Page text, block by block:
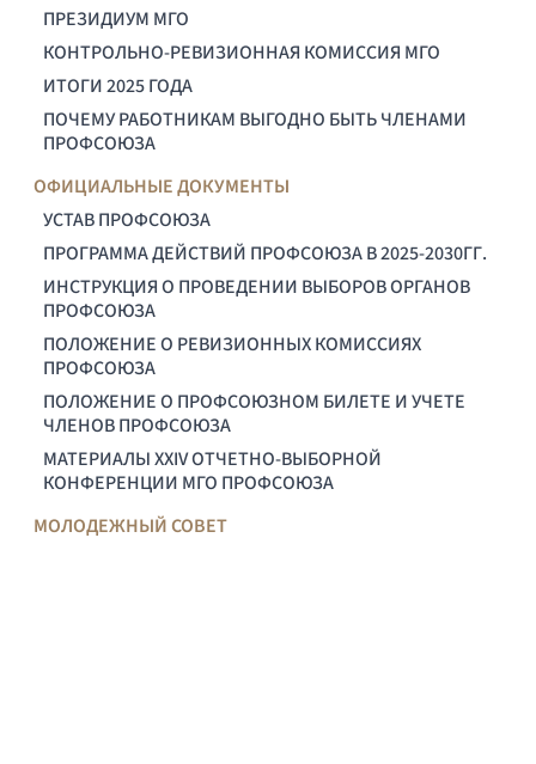
ПРЕЗИДИУМ МГО
КОНТРОЛЬНО-РЕВИЗИОННАЯ КОМИССИЯ МГО
ИТОГИ 2025 ГОДА
ПОЧЕМУ РАБОТНИКАМ ВЫГОДНО БЫТЬ ЧЛЕНАМИ
ПРОФСОЮЗА
ОФИЦИАЛЬНЫЕ ДОКУМЕНТЫ
УСТАВ ПРОФСОЮЗА
ПРОГРАММА ДЕЙСТВИЙ ПРОФСОЮЗА В 2025-2030ГГ.
ИНСТРУКЦИЯ О ПРОВЕДЕНИИ ВЫБОРОВ ОРГАНОВ
ПРОФСОЮЗА
ПОЛОЖЕНИЕ О РЕВИЗИОННЫХ КОМИССИЯХ
ПРОФСОЮЗА
ПОЛОЖЕНИЕ О ПРОФСОЮЗНОМ БИЛЕТЕ И УЧЕТЕ
ЧЛЕНОВ ПРОФСОЮЗА
МАТЕРИАЛЫ XXIV ОТЧЕТНО-ВЫБОРНОЙ
КОНФЕРЕНЦИИ МГО ПРОФСОЮЗА
МОЛОДЕЖНЫЙ СОВЕТ